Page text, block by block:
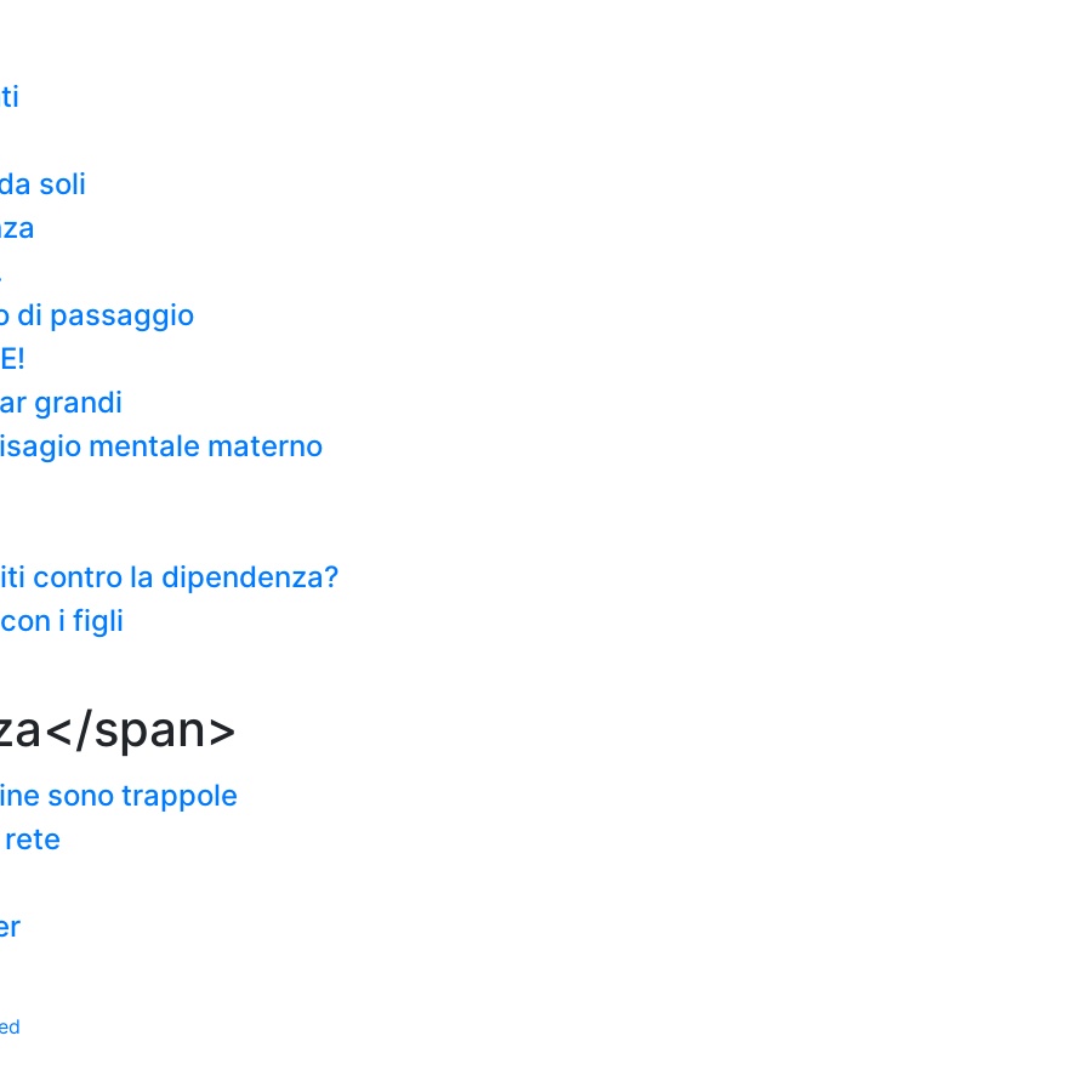
soli
di passaggio
grandi
mentale materno
contro la dipendenza?
i figli
sono trappole
span>